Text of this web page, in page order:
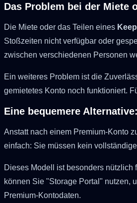
Das Problem bei der Miete
Die Miete oder das Teilen eines
Stoßzeiten nicht verfügbar oder
zwischen verschiedenen Personen
Ein weiteres Problem ist die
gemietetes Konto noch funktioniert.
Eine bequemere
Anstatt nach einem Premium-Konto
einfach: Sie müssen kein
Dieses Modell ist besonders nützlich
können Sie "Storage Portal" nutzen,
Premium-Kontodaten.